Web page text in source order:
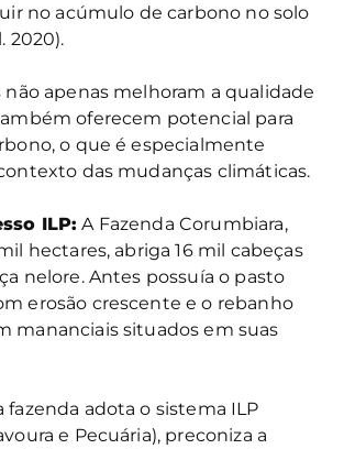
no acúmulo de carbono no solo
2020).
não apenas melhoram a qualidade
oferecem potencial para
o que é especialmente
das mudanças climáticas.
ILP: A Fazenda Corumbiara,
hectares, abriga 16 mil cabeças
nelore. Antes possuía o pasto
erosão crescente e o rebanho
mananciais situados em suas
adota o sistema ILP
e Pecuária), preconiza a